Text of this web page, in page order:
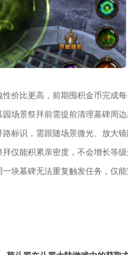
价比更高，前期囤积金币完成
场景祭拜前需提前清理墓碑周
标识，需跟随场景微光、放大
仅能积累亲密度，不会增长等
块墓碑无法重复触发任务，仅